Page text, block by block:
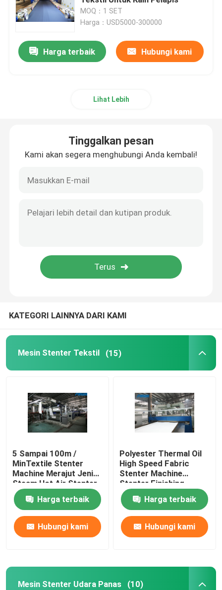
Mesin Bingkai Tenter
mesin pencelupan tekstil
mesin finishing stenter
Mesin Pengering Santai
MOQ：1 SET
Harga：USD5000-300000
Harga terbaik Hubungi kami
Lihat Lebih
Tinggalkan pesan
Kami akan segera menghubungi Anda kembali!
KATEGORI LAINNYA DARI KAMI
Mesin Stenter Tekstil (15)
5 Sampai 100m /
MinTextile Stenter
Machine Merajut Jenis
Steam Hot Air Stenter
Machine
Harga terbaik
Hubungi kami
Polyester Thermal Oil
High Speed ​​Fabric
Stenter Machine
Stenter Finishing
Process
Harga terbaik
Hubungi kami
Mesin Stenter Udara Panas (10)